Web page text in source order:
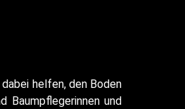
helfen, den Boden
Baumpflegerinnen und